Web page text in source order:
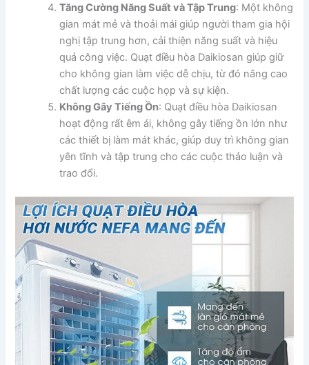
Tăng Cường Năng Suất và Tập Trung: Một không
gian mát mẻ và thoải mái giúp người tham gia hội
nghị tập trung hơn, cải thiện năng suất và hiệu
quả công việc. Quạt điều hòa Daikiosan giúp giữ
cho không gian làm việc dễ chịu, từ đó nâng cao
chất lượng các cuộc họp và sự kiện.
Không Gây Tiếng Ồn: Quạt điều hòa Daikiosan
hoạt động rất êm ái, không gây tiếng ồn lớn như
các thiết bị làm mát khác, giúp duy trì không gian
yên tĩnh và tập trung cho các cuộc thảo luận và
trao đổi.